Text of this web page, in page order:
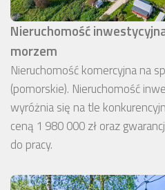
Nieruchomość
morzem
Nieruchomość komercyjna na
(pomorskie). Nieruchomość
wyróżnia się na tle
ceną 1 980 000 zł oraz
do pracy.